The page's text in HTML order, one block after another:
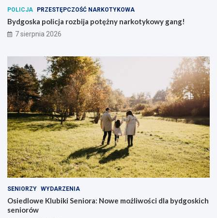
POLICJA PRZESTĘPCZOŚĆ NARKOTYKOWA
Bydgoska policja rozbija potężny narkotykowy gang!
7 sierpnia 2026
SENIORZY WYDARZENIA
Osiedlowe Klubiki Seniora: Nowe możliwości dla bydgoskich
seniorów